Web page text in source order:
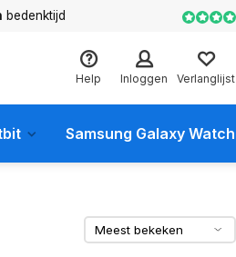
bedenktijd
Help Inloggen Verlanglijst
Samsung Galaxy Watch